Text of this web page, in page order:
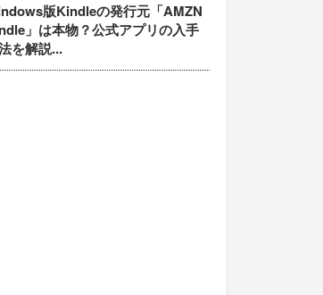
版Kindleの発行元「AMZN
」は本物？公式アプリの入手
を解説...